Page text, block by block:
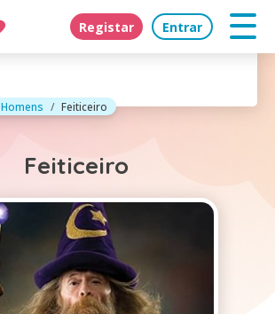
Registar Entrar
Homens Feiticeiro
Feiticeiro